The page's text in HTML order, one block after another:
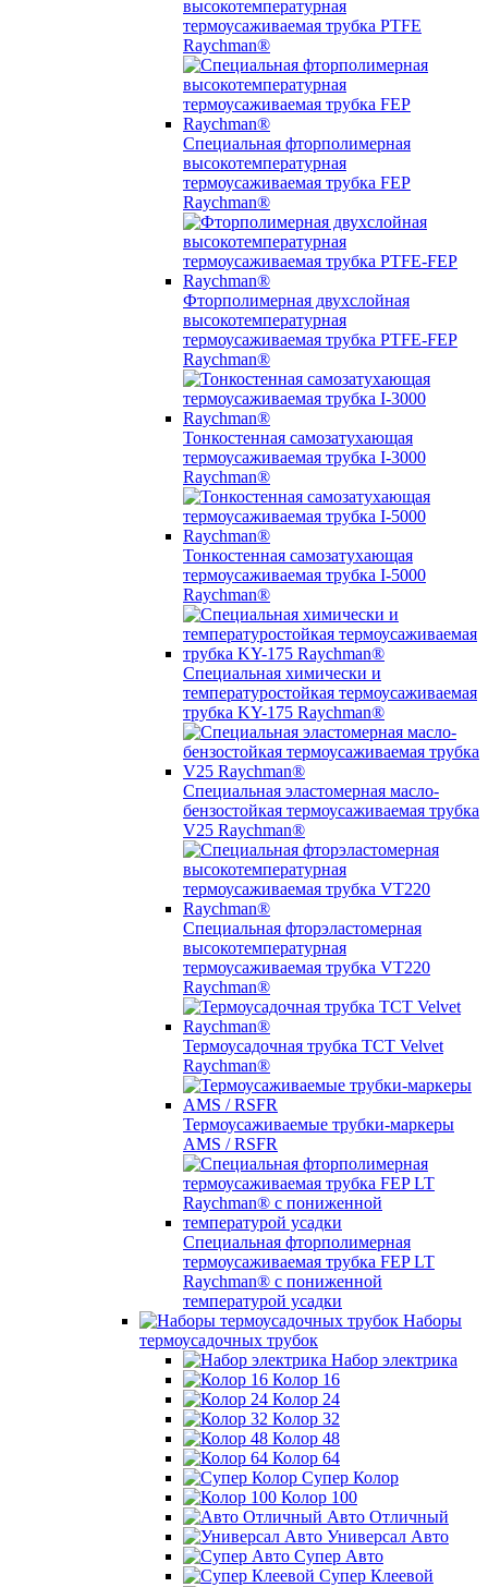
высокотемпературная
термоусаживаемая трубка PTFE
Raychman®
Специальная фторполимерная
высокотемпературная
термоусаживаемая трубка FEP
Raychman®
Фторполимерная двухслойная
высокотемпературная
термоусаживаемая трубка PTFE-FEP
Raychman®
Тонкостенная самозатухающая
термоусаживаемая трубка I-3000
Raychman®
Тонкостенная самозатухающая
термоусаживаемая трубка I-5000
Raychman®
Специальная химически и
температуростойкая термоусаживаемая
трубка KY-175 Raychman®
Специальная эластомерная масло-
бензостойкая термоусаживаемая трубка
V25 Raychman®
Специальная фторэластомерная
высокотемпературная
термоусаживаемая трубка VT220
Raychman®
Термоусадочная трубка TCT Velvet
Raychman®
Термоусаживаемые трубки-маркеры
AMS / RSFR
Специальная фторполимерная
термоусаживаемая трубка FEP LT
Raychman® с пониженной
температурой усадки
Наборы
термоусадочных трубок
Набор электрика
Колор 16
Колор 24
Колор 32
Колор 48
Колор 64
Супер Колор
Колор 100
Авто Отличный
Универсал Авто
Супер Авто
Супер Клеевой